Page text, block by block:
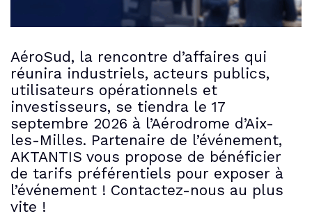
AéroSud, la rencontre d’affaires qui
réunira industriels, acteurs publics,
utilisateurs opérationnels et
investisseurs, se tiendra le 17
septembre 2026 à l’Aérodrome d’Aix-
les-Milles. Partenaire de l’événement,
AKTANTIS vous propose de bénéficier
de tarifs préférentiels pour exposer à
l’événement ! Contactez-nous au plus
vite !